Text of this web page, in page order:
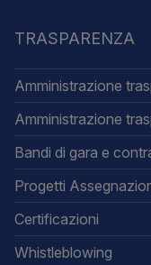
TRASPARENZA
Amministrazione
Amministrazione
Bandi di gara e
Progetti
Certificazioni
Whistleblowing